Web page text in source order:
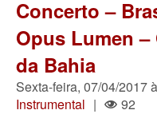
Concerto –
Opus Lumen
da Bahia
Sexta-feira, 07/04/2017
Instrumental | 92